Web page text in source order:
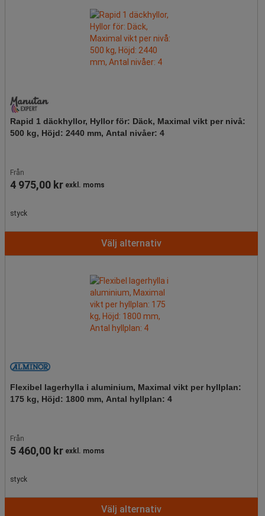
Rapid 1 däckhyllor, Hyllor för: Däck, Maximal vikt per nivå:
500 kg, Höjd: 2440 mm, Antal nivåer: 4
Från
4 975,00 kr exkl. moms
styck
Välj alternativ
Flexibel lagerhylla i aluminium, Maximal vikt per hyllplan:
175 kg, Höjd: 1800 mm, Antal hyllplan: 4
Från
5 460,00 kr exkl. moms
styck
Välj alternativ